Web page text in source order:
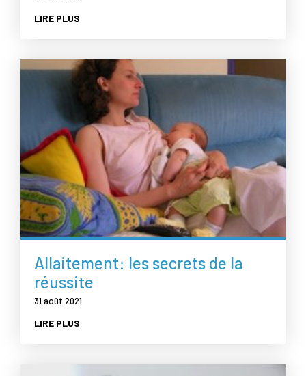
LIRE PLUS
Allaitement: les secrets de la
réussite
31 août 2021
LIRE PLUS